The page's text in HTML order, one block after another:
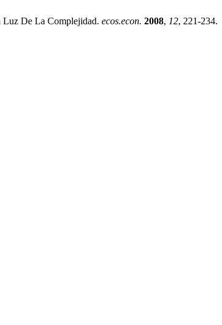
Luz De La Complejidad. ecos.econ. 2008, 12, 221-234.